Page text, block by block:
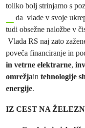
toliko bolj strinjamo s
da vlade v svoje
tudi obsežne naložbe v
Vlada RS naj zato
poveča financiranje in
in vetrne elektrarne,
omrežjain tehnologije
energije.
IZ CEST NA